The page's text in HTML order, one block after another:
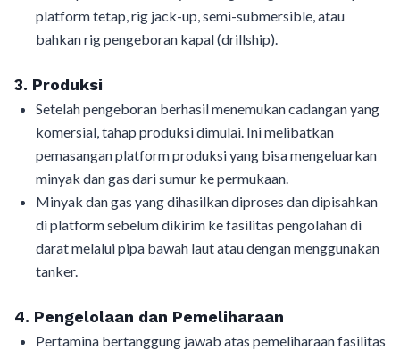
platform tetap, rig jack-up, semi-submersible, atau
bahkan rig pengeboran kapal (drillship).
3. Produksi
Setelah pengeboran berhasil menemukan cadangan yang
komersial, tahap produksi dimulai. Ini melibatkan
pemasangan platform produksi yang bisa mengeluarkan
minyak dan gas dari sumur ke permukaan.
Minyak dan gas yang dihasilkan diproses dan dipisahkan
di platform sebelum dikirim ke fasilitas pengolahan di
darat melalui pipa bawah laut atau dengan menggunakan
tanker.
4. Pengelolaan dan Pemeliharaan
Pertamina bertanggung jawab atas pemeliharaan fasilitas